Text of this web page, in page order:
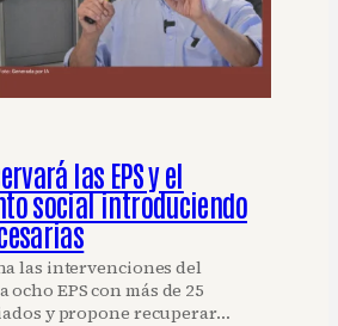
las EPS y el
social introduciendo
las intervenciones del
EPS con más de 25
y propone recuperar…